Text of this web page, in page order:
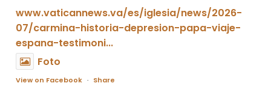
www.vaticannews.va/es/iglesia/news/2026-
07/carmina-historia-depresion-papa-viaje-
espana-testimoni...
Foto
View on Facebook · Share